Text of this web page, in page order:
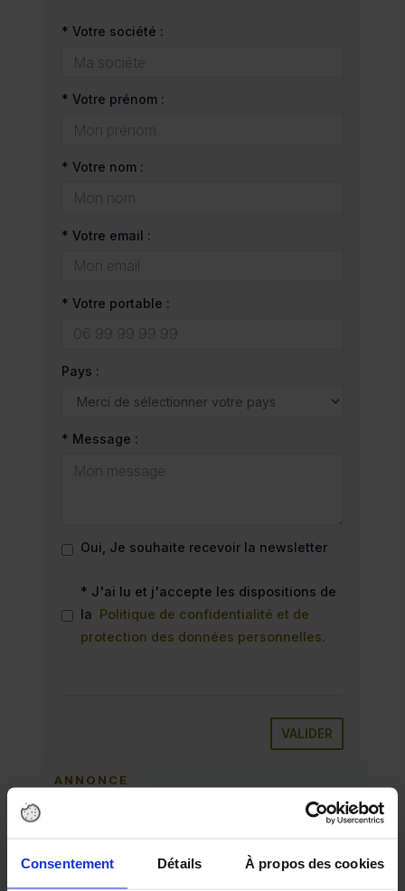
Consentement Détails À propos des cookies
* Votre société :
* Votre prénom :
* Votre nom :
* Votre email :
* Votre portable :
Pays :
* Message :
Oui, Je souhaite recevoir la newsletter
* J'ai lu et j'accepte les dispositions de
la Politique de confidentialité et de
protection des données personnelles.
VALIDER
ANNONCE